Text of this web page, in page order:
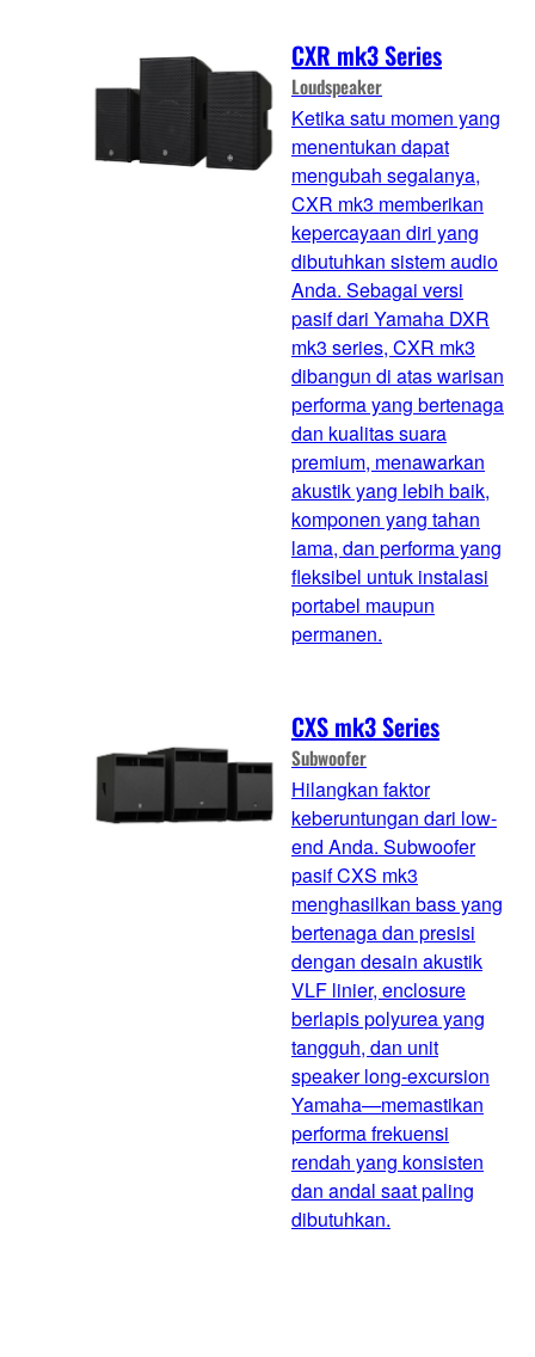
CXR mk3 Series
Loudspeaker
Ketika satu momen yang
menentukan dapat
mengubah segalanya,
CXR mk3 memberikan
kepercayaan diri yang
dibutuhkan sistem audio
Anda. Sebagai versi
pasif dari Yamaha DXR
mk3 series, CXR mk3
dibangun di atas warisan
performa yang bertenaga
dan kualitas suara
premium, menawarkan
akustik yang lebih baik,
komponen yang tahan
lama, dan performa yang
fleksibel untuk instalasi
portabel maupun
permanen.
CXS mk3 Series
Subwoofer
Hilangkan faktor
keberuntungan dari low-
end Anda. Subwoofer
pasif CXS mk3
menghasilkan bass yang
bertenaga dan presisi
dengan desain akustik
VLF linier, enclosure
berlapis polyurea yang
tangguh, dan unit
speaker long‑excursion
Yamaha—memastikan
performa frekuensi
rendah yang konsisten
dan andal saat paling
dibutuhkan.